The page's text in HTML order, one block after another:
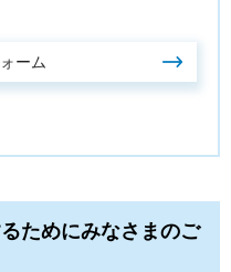
ためにみなさまのご